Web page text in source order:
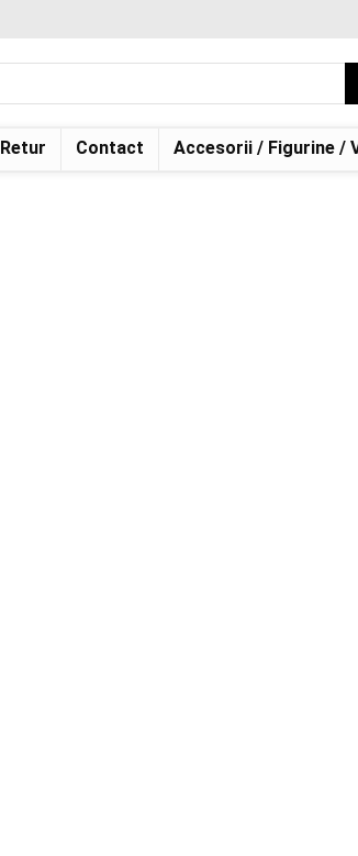
Retur Contact Accesorii / Figurine /